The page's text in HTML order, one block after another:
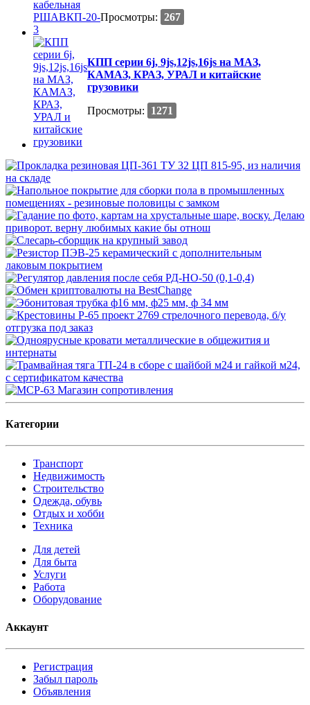
Просмотры: 267
КПП серии 6j, 9js,12js,16js на МАЗ,
КАМАЗ, КРАЗ, УРАЛ и китайские
грузовики
Просмотры:
1271
Категории
Транспорт
Недвижимость
Строительство
Одежда, обувь
Отдых и хобби
Техника
Для детей
Для быта
Услуги
Работа
Оборудование
Аккаунт
Регистрация
Забыл пароль
Объявления